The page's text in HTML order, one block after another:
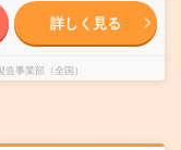
詳しく見る
事業部（全国）